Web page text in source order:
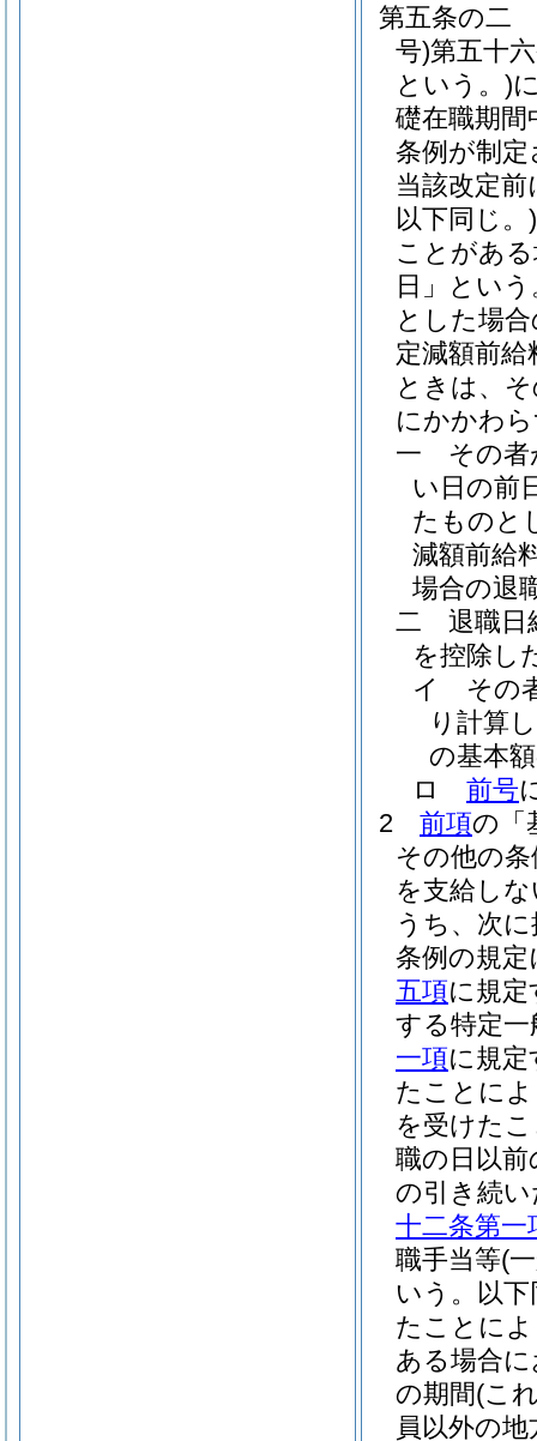
第五条の二
号)第五十
という。)
礎在職期間
条例が制
当該改定
以下同じ。)
ことがあ
日」という
とした場
定減額前
ときは、
にかかわ
一
その
い日の前
たものと
減額前給
場合の退
二
退職日
を控除し
イ
その
り計算
の基本
ロ
前号
2
前項の「
その他の
を支給し
うち、次
条例の規
五項に規
する特定一
一項に規
たことに
を受けた
職の日以
の引き続
十二条第一
職手当等(
いう。以下
たことに
ある場合
の期間(こ
員以外の